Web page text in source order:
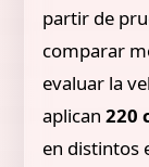
partir de
comparar
evaluar la
aplican220
en distintos